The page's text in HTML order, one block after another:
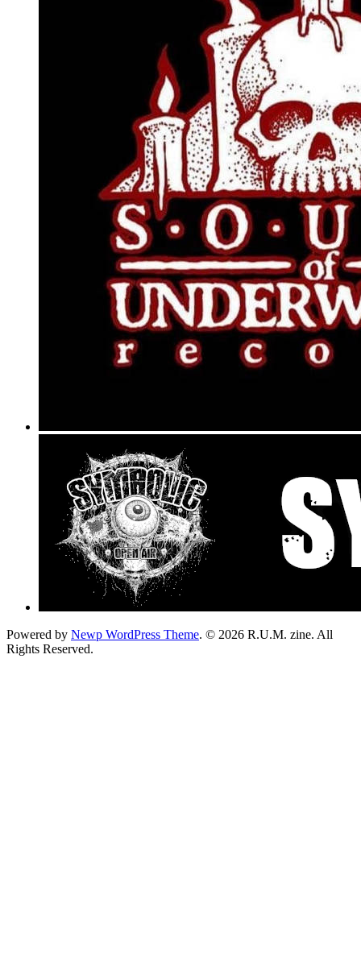
Powered by Newp WordPress Theme. © 2026 R.U.M. zine. All
Rights Reserved.